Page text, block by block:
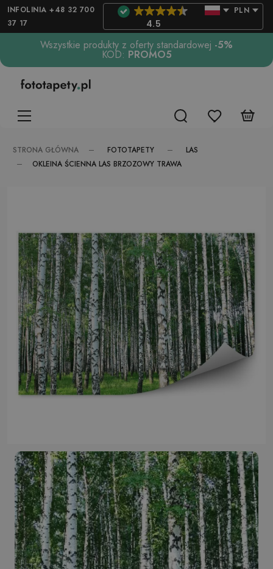
INFOLINIA +48 32 700
37 17
4.5
PLN
Wszystkie produkty z oferty standardowej -5%
KOD: PROMO5
STRONA GŁÓWNA FOTOTAPETY
LAS
OKLEINA ŚCIENNA LAS BRZOZOWY TRAWA